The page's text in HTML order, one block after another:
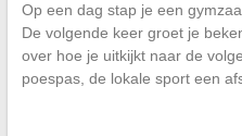
Op een dag stap je een
De volgende keer groet je
over hoe je uitkijkt naar de
poespas, de lokale sport een